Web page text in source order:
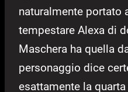
naturalmente portato
tempestare Alexa di
Maschera ha quella
personaggio dice
esattamente la